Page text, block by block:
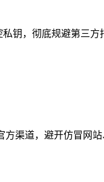
钥，彻底规避第三方
渠道，避开仿冒网